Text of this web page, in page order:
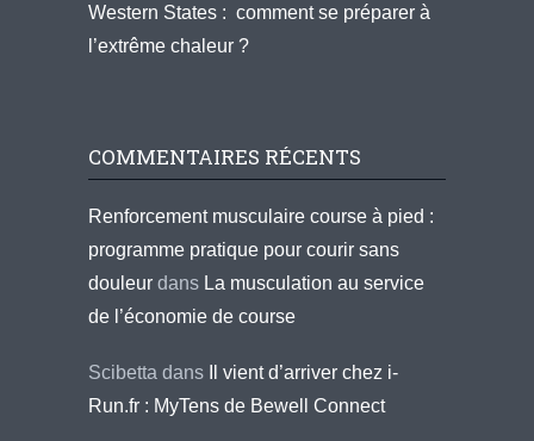
Western States : comment se préparer à
l’extrême chaleur ?
COMMENTAIRES RÉCENTS
Renforcement musculaire course à pied :
programme pratique pour courir sans
douleur dans La musculation au service
de l’économie de course
Scibetta dans
Il vient d’arriver chez i-
Run.fr : MyTens de Bewell Connect